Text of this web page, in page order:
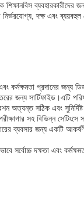
দক্ষ এবং
প্রদানের জন্য
জন্য সার্টিফাইড।এটি
সঠিক এবং সুনির্দিষ্ট
সহ বিভিন্ন
ব্যবসার জন্য একটি
দক্ষতা এবং